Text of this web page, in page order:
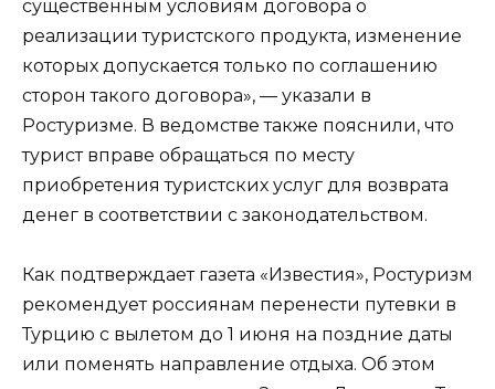
существенным условиям договора о
реализации туристского продукта, изменение
которых допускается только по соглашению
сторон такого договора», — указали в
Ростуризме. В ведомстве также пояснили, что
турист вправе обращаться по месту
приобретения туристских услуг для возврата
денег в соответствии с законодательством.
Как подтверждает газета «Известия», Ростуризм
рекомендует россиянам перенести путевки в
Турцию с вылетом до 1 июня на поздние даты
или поменять направление отдыха. Об этом